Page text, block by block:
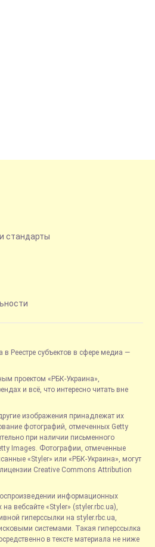
стандарты
Реестре субъектов в сфере медиа —
проектом «РБК-Украина»,
и всё, что интересно читать вне
изображения принадлежат их
фотографий, отмеченных Getty
при наличии письменного
Images. Фотографии, отмеченные
«Styler» или «РБК-Украина», могут
Creative Commons Attribution
информационных
вебсайте «Styler» (styler.rbc.ua),
гиперссылки на styler.rbc.ua,
системами. Такая гиперссылка
в тексте материала не ниже